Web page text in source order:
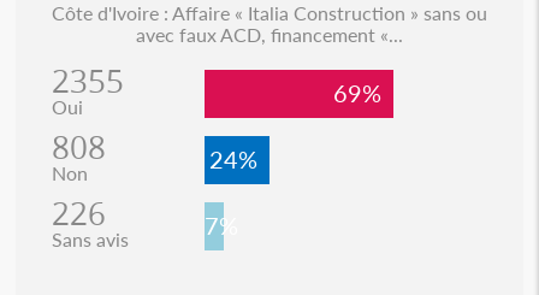
Côte d'Ivoire : Affaire « Italia Construction » sans ou
avec faux ACD, financement «...
2355
Oui 69%
808
Non 24%
226
Sans avis 7%